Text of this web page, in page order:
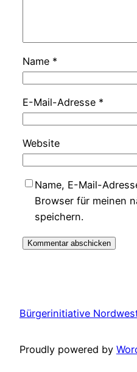
Name *
E-Mail-Adresse *
Website
Name, E-Mail-
Browser für meinen
speichern.
Bürgerinitiative
Proudly powered by